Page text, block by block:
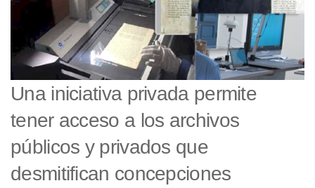
Una iniciativa privada permite
tener acceso a los archivos
públicos y privados que
desmitifican concepciones